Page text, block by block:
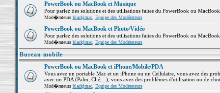
PowerBook ou MacBook et Musique
Pour parlez des solutions et des utilisations faites du PowerBook ou
Mod�rateurs blackjmac, Equipe des Modérateurs
PowerBook ou MacBook et Photo/Vidéo
Pour parlez des solutions et des utilisations faites du PowerBook ou
Mod�rateurs blackjmac, Equipe des Modérateurs
Bureau mobile
PowerBook ou MacBook et iPhone/Mobile/PDA
Vous avez un portable Mac et un iPhone ou un Cellulaire, vous avez des
avec un PDA (Palm, Clié,...), vous avez des problèmes d'utilisation ou de
Mod�rateurs blackjmac, Equipe des Modérateurs